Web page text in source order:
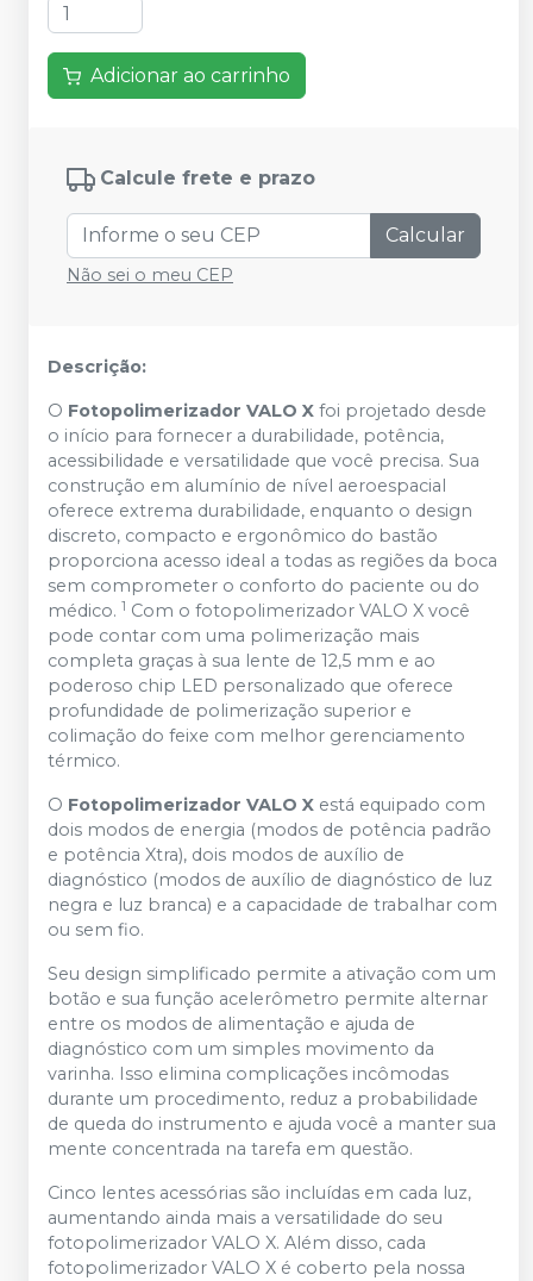
Adicionar ao carrinho
Calcule frete e prazo
Calcular
Não sei o meu CEP
Descrição:
O Fotopolimerizador VALO X foi projetado desde
o início para fornecer a durabilidade, potência,
acessibilidade e versatilidade que você precisa. Sua
construção em alumínio de nível aeroespacial
oferece extrema durabilidade, enquanto o design
discreto, compacto e ergonômico do bastão
proporciona acesso ideal a todas as regiões da boca
sem comprometer o conforto do paciente ou do
médico. 1 Com o fotopolimerizador VALO X você
pode contar com uma polimerização mais
completa graças à sua lente de 12,5 mm e ao
poderoso chip LED personalizado que oferece
profundidade de polimerização superior e
colimação do feixe com melhor gerenciamento
térmico.
O Fotopolimerizador VALO X está equipado com
dois modos de energia (modos de potência padrão
e potência Xtra), dois modos de auxílio de
diagnóstico (modos de auxílio de diagnóstico de luz
negra e luz branca) e a capacidade de trabalhar com
ou sem fio.
Seu design simplificado permite a ativação com um
botão e sua função acelerômetro permite alternar
entre os modos de alimentação e ajuda de
diagnóstico com um simples movimento da
varinha. Isso elimina complicações incômodas
durante um procedimento, reduz a probabilidade
de queda do instrumento e ajuda você a manter sua
mente concentrada na tarefa em questão.
Cinco lentes acessórias são incluídas em cada luz,
aumentando ainda mais a versatilidade do seu
fotopolimerizador VALO X. Além disso, cada
fotopolimerizador VALO X é coberto pela nossa